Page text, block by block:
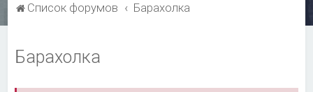
Список форумов Барахолка
Барахолка